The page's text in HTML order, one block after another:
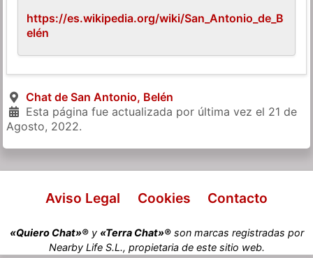
https://es.wikipedia.org/wiki/San_Antonio_de_B
elén
Chat de San Antonio, Belén
Esta página fue actualizada por última vez el 21 de
Agosto, 2022.
Aviso Legal Cookies Contacto
«Quiero Chat»®y «Terra Chat»®son marcas registradas por
Nearby Life S.L., propietaria de este sitio web.